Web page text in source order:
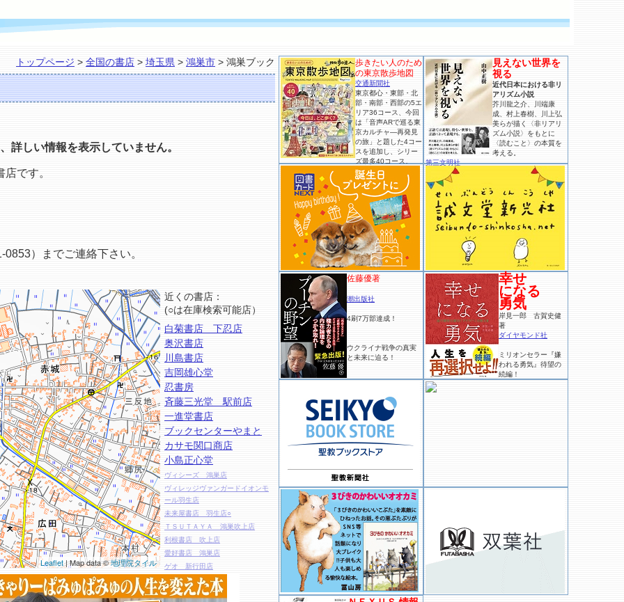
トップページ > 全国の書店 > 埼玉県 > 鴻巣市 > 鴻巣ブック
詳しい情報を表示していません。
です。
）までご連絡下さい。
Leaflet| Map data ©地理院タイル
近くの書店：
(○は在庫検索可能店）
白菊書店 下忍店
奥沢書店
川島書店
吉岡雄心堂
忍書房
斉藤三光堂 駅前店
一進堂書店
ブックセンターやまと
カサモ関口商店
小島正心堂
ヴィシーズ 鴻巣店
ヴィレッジヴァンガードイオンモ
ール羽生店
未来屋書店 羽生店○
ＴＳＵＴＡＹＡ 鴻巣吹上店
利根書店 吹上店
愛好書店 鴻巣店
ゲオ 新行田店
ＨＭＶイオンモール羽生
鴻文堂書店
歩きたい人のため
の東京散歩地図
交通新聞社
東京都心・東部・北
部・南部・西部の5エ
リア36コース、今回
は「音声ARで巡る東
京カルチャ―再発見
の旅」と題した4コー
スを追加し、シリー
ズ最多40コース。
見えない世界を
視る
近代日本における非リ
アリズム小説
芥川龍之介、川端康
成、村上春樹、川上弘
美らが描く〈非リアリ
ズム小説〉をもとに
〈読むこと〉の本質を
考える。
第三文明社
佐藤優著
潮出版社
4刷7万部達成！
ウクライナ戦争の真実
と未来に迫る！
幸せ
になる
勇気
岸見一郎 古賀史健
著
ダイヤモンド社
ミリオンセラー『嫌
われる勇気』待望の
続編！